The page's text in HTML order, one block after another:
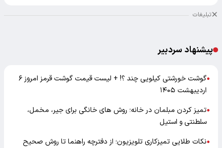
تبلیغات
پیشنهاد سردبیر
●
گوشت خورشتی کیلویی چند ؟! + لیست قیمت گوشت قرمز امروز ۶
اردیبهشت ۱۴۰۵
●تمیز کردن مبلمان در خانه؛ روش های خانگی برای جیر، مخمل،
سلطنتی و استیل
●نکات طلایی تمیزکاری تلویزیون؛ از دفترچه راهنما تا روش صحیح